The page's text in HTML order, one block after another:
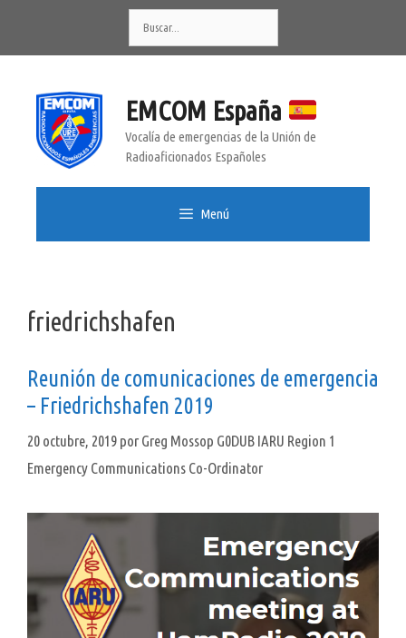
contenido
EMCOM España
Vocalía de emergencias de la Unión de
Radioaficionados Españoles
Menú
friedrichshafen
Reunión de comunicaciones de emergencia
– Friedrichshafen 2019
20 octubre, 2019 por Greg Mossop G0DUB IARU Region 1
Emergency Communications Co-Ordinator